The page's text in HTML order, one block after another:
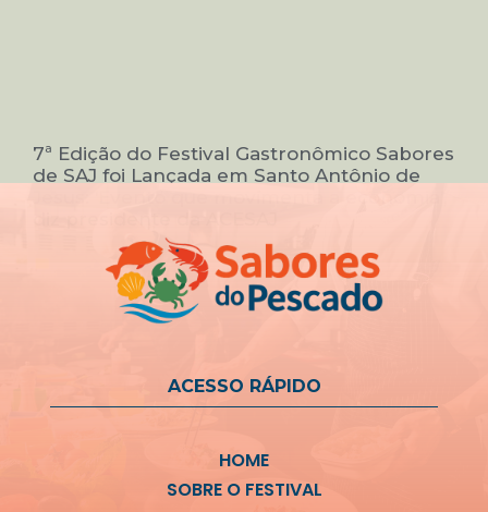
7ª Edição do Festival Gastronômico Sabores
de SAJ foi Lançada em Santo Antônio de
ACESSO RÁPIDO
HOME
SOBRE O FESTIVAL